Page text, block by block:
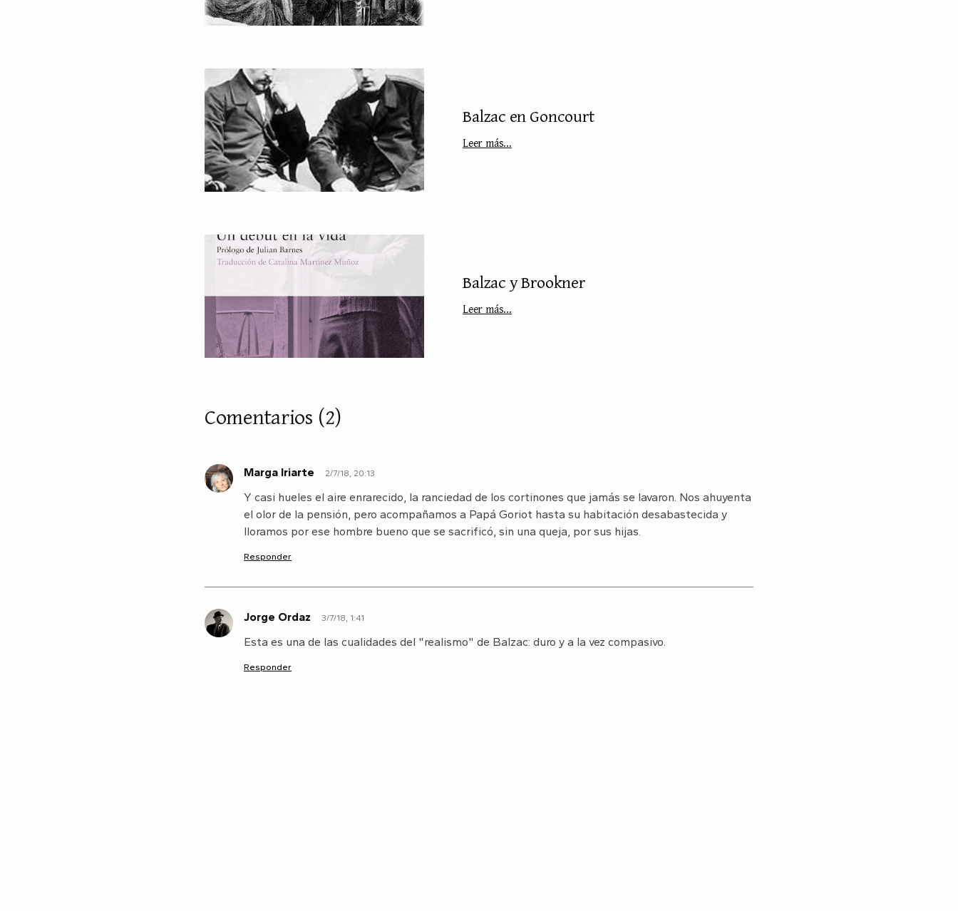
Balzac en Goncourt
Leer más...
Balzac y Brookner
Leer más...
Comentarios (2)
M Marga Iriarte 2/7/18, 20:13
Y casi hueles el aire enrarecido, la ranciedad de los cortinones que jamás se lavaron. Nos ahuyenta
el olor de la pensión, pero acompañamos a Papá Goriot hasta su habitación desabastecida y
lloramos por ese hombre bueno que se sacrificó, sin una queja, por sus hijas.
Responder
J Jorge Ordaz 3/7/18, 1:41
Esta es una de las cualidades del "realismo" de Balzac: duro y a la vez compasivo.
Responder